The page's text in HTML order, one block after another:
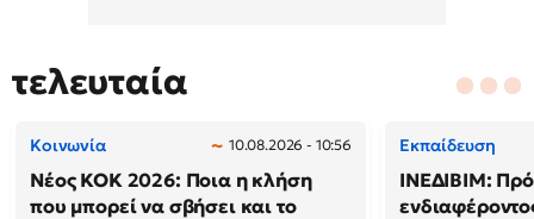
τελευταία
Κοινωνία 10.08.2026 - 10:56
Νέος ΚΟΚ 2026: Ποια η κλήση
που μπορεί να σβήσει και το
Εκπαίδευση
ΙΝΕΔΙΒΙΜ: